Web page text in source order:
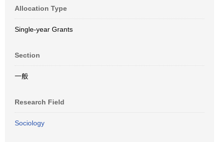
Allocation Type
Single-year Grants
Section
一般
Research Field
Sociology